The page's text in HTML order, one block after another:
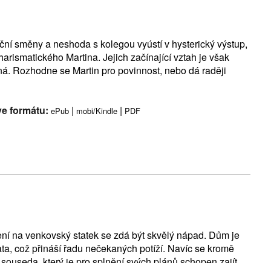
směny a neshoda s kolegou vyústí v hysterický výstup,
Martina. Jejich začínající vztah je však
Rozhodne se Martin pro povinnost, nebo dá raději
formátu: ePub | mobi/Kindle | PDF
na venkovský statek se zdá být skvělý nápad. Dům je
což přináší řadu nečekaných potíží. Navíc se kromě